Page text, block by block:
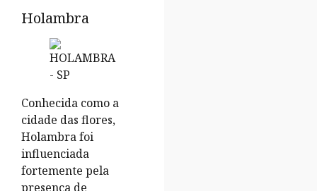
Holambra
Conhecida como a
cidade das flores,
Holambra foi
influenciada
fortemente pela
presença de